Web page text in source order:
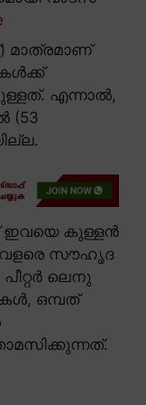
മാത്രമാണ്
എന്നാൽ,
(53
കുള്ളൻ
വളരെ സൗഹൃദ
ലെനു
ഒമ്പത്